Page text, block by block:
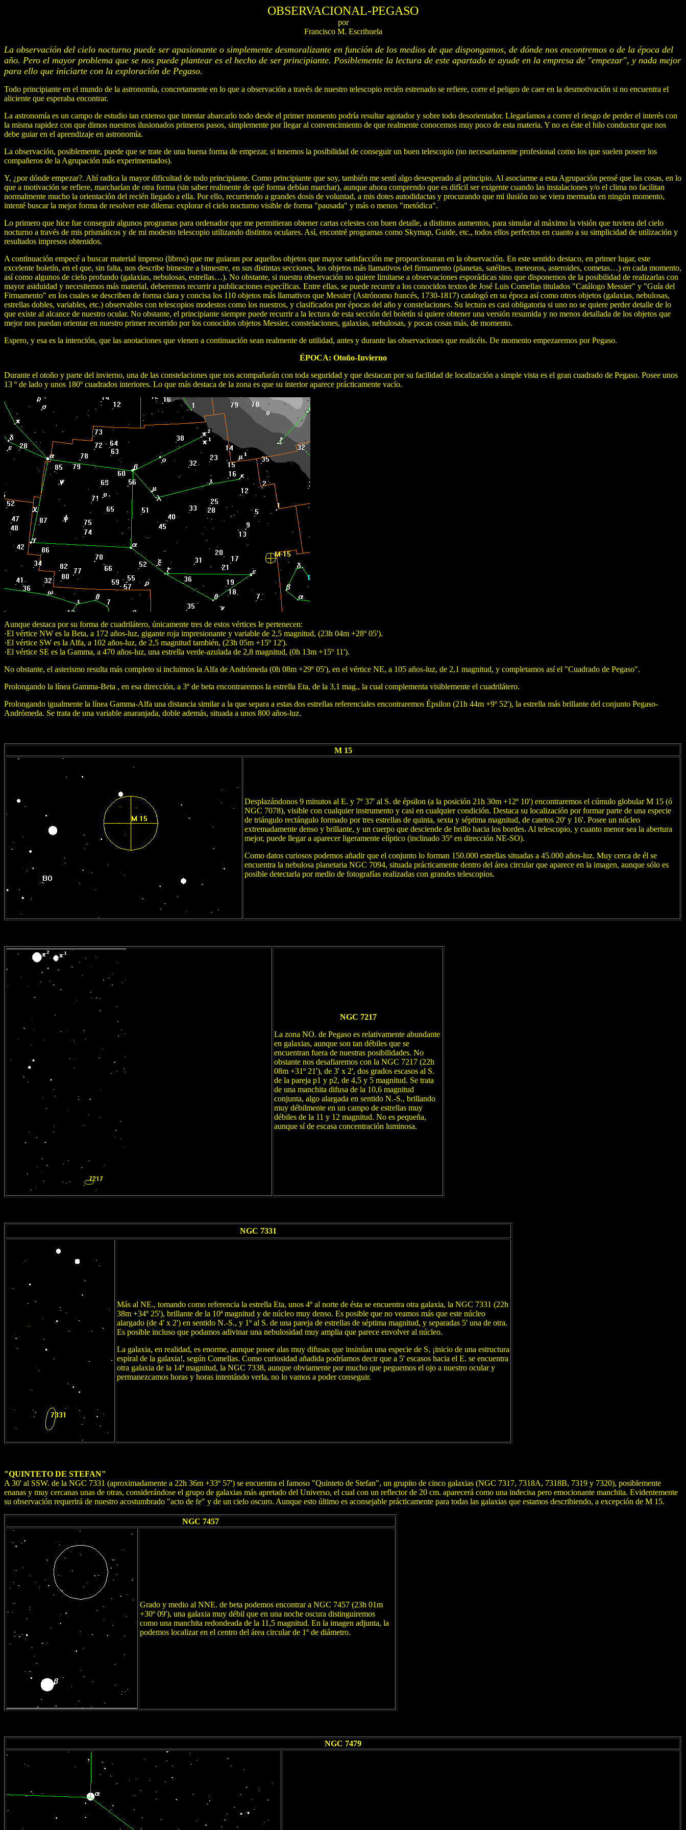
OBSERVACIONAL-PEGASO
por
Francisco M. Escrihuela
La observación del cielo nocturno puede ser apasionante o simplemente desmoralizante en función de los medios de que dispongamos, de dónde nos encontremos o de la época del
año. Pero el mayor problema que se nos puede plantear es el hecho de ser principiante. Posiblemente la lectura de este apartado te ayude en la empresa de "empezar", y nada mejor
para ello que iniciarte con la exploración de Pegaso.
Todo principiante en el mundo de la astronomía, concretamente en lo que a observación a través de nuestro telescopio recién estrenado se refiere, corre el peligro de caer en la desmotivación si no encuentra el
aliciente que esperaba encontrar.
La astronomía es un campo de estudio tan extenso que intentar abarcarlo todo desde el primer momento podría resultar agotador y sobre todo desorientador. Llegaríamos a correr el riesgo de perder el interés con
la misma rapidez con que dimos nuestros ilusionados primeros pasos, simplemente por llegar al convencimiento de que realmente conocemos muy poco de esta materia. Y no es éste el hilo conductor que nos
debe guiar en el aprendizaje en astronomía.
La observación, posiblemente, puede que se trate de una buena forma de empezar, si tenemos la posibilidad de conseguir un buen telescopio (no necesariamente profesional como los que suelen poseer los
compañeros de la Agrupación más experimentados).
Y, ¿por dónde empezar?. Ahí radica la mayor dificultad de todo principiante. Como principiante que soy, también me sentí algo desesperado al principio. Al asociarme a esta Agrupación pensé que las cosas, en lo
que a motivación se refiere, marcharían de otra forma (sin saber realmente de qué forma debían marchar), aunque ahora comprendo que es difícil ser exigente cuando las instalaciones y/o el clima no facilitan
normalmente mucho la orientación del recién llegado a ella. Por ello, recurriendo a grandes dosis de voluntad, a mis dotes autodidactas y procurando que mi ilusión no se viera mermada en ningún momento,
intenté buscar la mejor forma de resolver este dilema: explorar el cielo nocturno visible de forma "pausada" y más o menos "metódica".
Lo primero que hice fue conseguir algunos programas para ordenador que me permitieran obtener cartas celestes con buen detalle, a distintos aumentos, para simular al máximo la visión que tuviera del cielo
nocturno a través de mis prismáticos y de mi modesto telescopio utilizando distintos oculares. Así, encontré programas como Skymap, Guide, etc., todos ellos perfectos en cuanto a su simplicidad de utilización y
resultados impresos obtenidos.
A continuación empecé a buscar material impreso (libros) que me guiaran por aquellos objetos que mayor satisfacción me proporcionaran en la observación. En este sentido destaco, en primer lugar, este
excelente boletín, en el que, sin falta, nos describe bimestre a bimestre, en sus distintas secciones, los objetos más llamativos del firmamento (planetas, satélites, meteoros, asteroides, cometas…) en cada momento,
así como algunos de cielo profundo (galaxias, nebulosas, estrellas…). No obstante, si nuestra observación no quiere limitarse a observaciones esporádicas sino que disponemos de la posibilidad de realizarlas con
mayor asiduidad y necesitemos más material, deberemos recurrir a publicaciones específicas. Entre ellas, se puede recurrir a los conocidos textos de José Luis Comellas titulados "Catálogo Messier" y "Guía del
Firmamento" en los cuales se describen de forma clara y concisa los 110 objetos más llamativos que Messier (Astrónomo francés, 1730-1817) catalogó en su época así como otros objetos (galaxias, nebulosas,
estrellas dobles, variables, etc.) observables con telescopios modestos como los nuestros, y clasificados por épocas del año y constelaciones. Su lectura es casi obligatoria si uno no se quiere perder detalle de lo
que existe al alcance de nuestro ocular. No obstante, el principiante siempre puede recurrir a la lectura de esta sección del boletín si quiere obtener una versión resumida y no menos detallada de los objetos que
mejor nos puedan orientar en nuestro primer recorrido por los conocidos objetos Messier, constelaciones, galaxias, nebulosas, y pocas cosas más, de momento.
Espero, y esa es la intención, que las anotaciones que vienen a continuación sean realmente de utilidad, antes y durante las observaciones que realicéis. De momento empezaremos por Pegaso.
ÉPOCA: Otoño-Invierno
Durante el otoño y parte del invierno, una de las constelaciones que nos acompañarán con toda seguridad y que destacan por su facilidad de localización a simple vista es el gran cuadrado de Pegaso. Posee unos
13 º de lado y unos 180º cuadrados interiores. Lo que más destaca de la zona es que su interior aparece prácticamente vacío.
Aunque destaca por su forma de cuadrilátero, únicamente tres de estos vértices le pertenecen:
·El vértice NW es la Beta, a 172 años-luz, gigante roja impresionante y variable de 2,5 magnitud, (23h 04m +28º 05').
·El vértice SW es la Alfa, a 102 años-luz, de 2,5 magnitud también, (23h 05m +15º 12').
·El vértice SE es la Gamma, a 470 años-luz, una estrella verde-azulada de 2,8 magnitud, (0h 13m +15º 11').
No obstante, el asterismo resulta más completo si incluimos la Alfa de Andrómeda (0h 08m +29º 05'), en el vértice NE, a 105 años-luz, de 2,1 magnitud, y completamos así el "Cuadrado de Pegaso".
Prolongando la línea Gamma-Beta , en esa dirección, a 3º de beta encontraremos la estrella Eta, de la 3,1 mag., la cual complementa visiblemente el cuadrilátero.
Prolongando igualmente la línea Gamma-Alfa una distancia similar a la que separa a estas dos estrellas referenciales encontraremos Épsilon (21h 44m +9º 52'), la estrella más brillante del conjunto Pegaso-
Andrómeda. Se trata de una variable anaranjada, doble además, situada a unos 800 años-luz.
M 15
Desplazándonos 9 minutos al E. y 7º 37' al S. de épsilon (a la posición 21h 30m +12º 10') encontraremos el cúmulo globular M 15 (ó
NGC 7078), visible con cualquier instrumento y casi en cualquier condición. Destaca su localización por formar parte de una especie
de triángulo rectángulo formado por tres estrellas de quinta, sexta y séptima magnitud, de catetos 20' y 16'. Posee un núcleo
extremadamente denso y brillante, y un cuerpo que desciende de brillo hacia los bordes. Al telescopio, y cuanto menor sea la abertura
mejor, puede llegar a aparecer ligeramente elíptico (inclinado 35º en dirección NE-SO).
Como datos curiosos podemos añadir que el conjunto lo forman 150.000 estrellas situadas a 45.000 años-luz. Muy cerca de él se
encuentra la nebulosa planetaria NGC 7094, situada prácticamente dentro del área circular que aparece en la imagen, aunque sólo es
posible detectarla por medio de fotografías realizadas con grandes telescopios.
NGC 7217
La zona NO. de Pegaso es relativamente abundante
en galaxias, aunque son tan débiles que se
encuentran fuera de nuestras posibilidades. No
obstante nos desafiaremos con la NGC 7217 (22h
08m +31º 21'), de 3' x 2', dos grados escasos al S.
de la pareja p1 y p2, de 4,5 y 5 magnitud. Se trata
de una manchita difusa de la 10,6 magnitud
conjunta, algo alargada en sentido N.-S., brillando
muy débilmente en un campo de estrellas muy
débiles de la 11 y 12 magnitud. No es pequeña,
aunque sí de escasa concentración luminosa.
NGC 7331
Más al NE., tomando como referencia la estrella Eta, unos 4º al norte de ésta se encuentra otra galaxia, la NGC 7331 (22h
38m +34º 25'), brillante de la 10ª magnitud y de núcleo muy denso. Es posible que no veamos más que este núcleo
alargado (de 4' x 2') en sentido N.-S., y 1º al S. de una pareja de estrellas de séptima magnitud, y separadas 5' una de otra.
Es posible incluso que podamos adivinar una nebulosidad muy amplia que parece envolver al núcleo.
La galaxia, en realidad, es enorme, aunque posee alas muy difusas que insinúan una especie de S, ¡inicio de una estructura
espiral de la galaxia!, según Comellas. Como curiosidad añadida podríamos decir que a 5' escasos hacia el E. se encuentra
otra galaxia de la 14ª magnitud, la NGC 7338, aunque obviamente por mucho que peguemos el ojo a nuestro ocular y
permanezcamos horas y horas intentándo verla, no lo vamos a poder conseguir.
"QUINTETO DE STEFAN"
A 30' al SSW. de la NGC 7331 (aproximadamente a 22h 36m +33º 57') se encuentra el famoso "Quinteto de Stefan", un grupito de cinco galaxias (NGC 7317, 7318A, 7318B, 7319 y 7320), posiblemente
enanas y muy cercanas unas de otras, considerándose el grupo de galaxias más apretado del Universo, el cual con un reflector de 20 cm. aparecerá como una indecisa pero emocionante manchita. Evidentemente
su observación requerirá de nuestro acostumbrado "acto de fe" y de un cielo oscuro. Aunque esto último es aconsejable prácticamente para todas las galaxias que estamos describiendo, a excepción de M 15.
NGC 7457
Grado y medio al NNE. de beta podemos encontrar a NGC 7457 (23h 01m
+30º 09'), una galaxia muy débil que en una noche oscura distinguiremos
como una manchita redondeada de la 11,5 magnitud. En la imagen adjunta, la
podemos localizar en el centro del área circular de 1º de diámetro.
NGC 7479